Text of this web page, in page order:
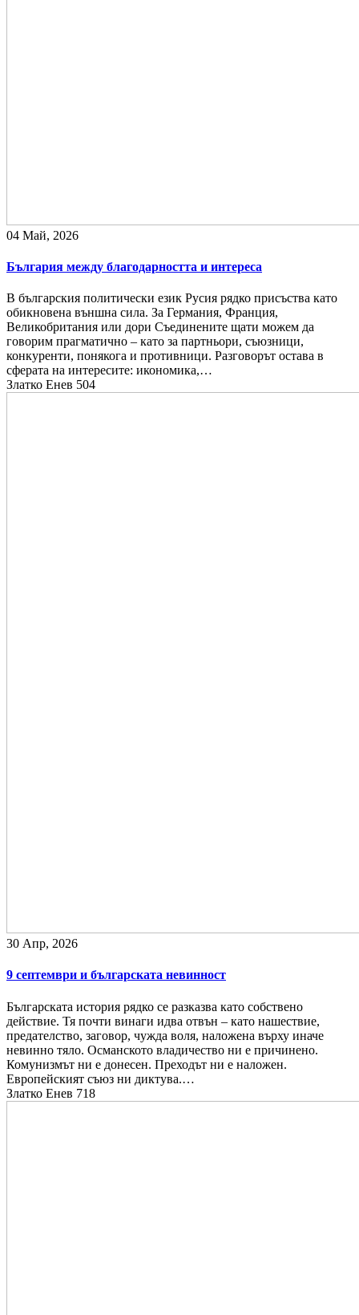
04 Май, 2026
България между благодарността и интереса
В българския политически език Русия рядко присъства като
обикновена външна сила. За Германия, Франция,
Великобритания или дори Съединените щати можем да
говорим прагматично – като за партньори, съюзници,
конкуренти, понякога и противници. Разговорът остава в
сферата на интересите: икономика,…
Златко Енев 504
30 Апр, 2026
9 септември и българската невинност
Българската история рядко се разказва като собствено
действие. Тя почти винаги идва отвън – като нашествие,
предателство, заговор, чужда воля, наложена върху иначе
невинно тяло. Османското владичество ни е причинено.
Комунизмът ни е донесен. Преходът ни е наложен.
Европейският съюз ни диктува.…
Златко Енев 718